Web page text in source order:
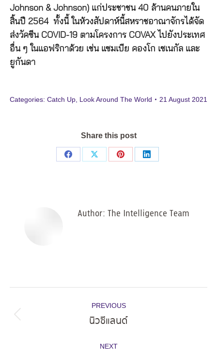
Johnson & Johnson) แก่ประชาชน 40 ล้านคนภายใน
สิ้นปี 2564 ทั้งนี้ ในห้วงสัปดาห์นี้สหราชอาณาจักรได้จัด
ส่งวัคซีน COVID-19 ตามโครงการ COVAX ไปยังประเทศ
อื่น ๆ ในแอฟริกาด้วย เช่น แซมเบีย คองโก เซเนกัล และ
ยูกันดา
Categories: Catch Up, Look Around The World 21 August 2021
Share this post
Share
Share
Share
Share
Author: The Intelligence Team
navigation
PREVIOUS
Previous
นิวซีแลนด์
NEXT